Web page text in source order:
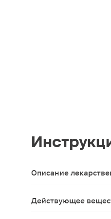
Описание
Суппозитории
Действующее